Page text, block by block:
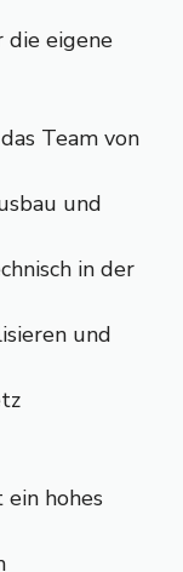
die eigene
Team von
und
in der
und
hohes